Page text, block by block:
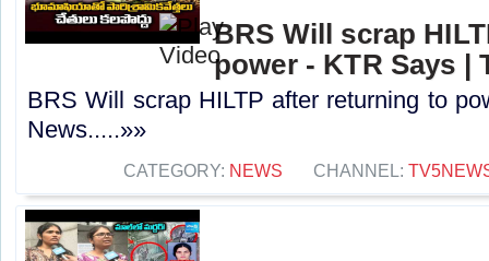
BRS Will scrap
power - KTR Says |
BRS Will scrap HILTP after returning to
News.....»»
CATEGORY: NEWS CHANNEL: